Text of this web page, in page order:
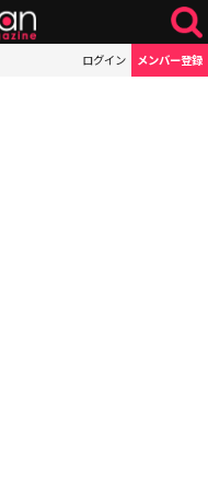
ログイン メンバー登録